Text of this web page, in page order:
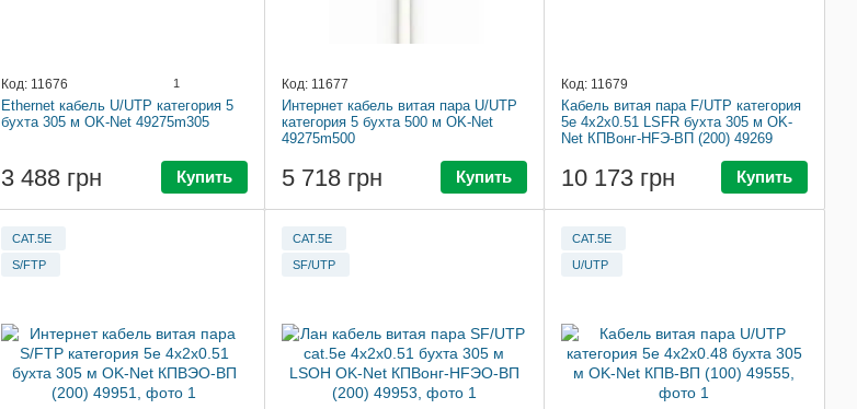
Код: 11676 1
Ethernet кабель U/UTP категория 5
бухта 305 м OK-Net 49275m305
3 488 грн Купить
Код: 11677
Интернет кабель витая пара U/UTP
категория 5 бухта 500 м OK-Net
49275m500
5 718 грн Купить
Код: 11679
Кабель витая пара F/UTP категория
5e 4x2x0.51 LSFR бухта 305 м OK-
Net КПВонг-HFЭ-ВП (200) 49269
10 173 грн Купить
CAT.5E
S/FTP
CAT.5E
SF/UTP
CAT.5E
U/UTP